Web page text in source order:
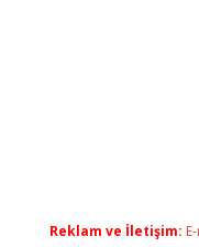
Reklam ve İletişim: